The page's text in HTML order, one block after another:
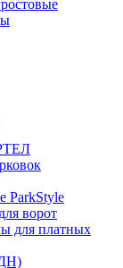
ParkStyle
ворот
для платных